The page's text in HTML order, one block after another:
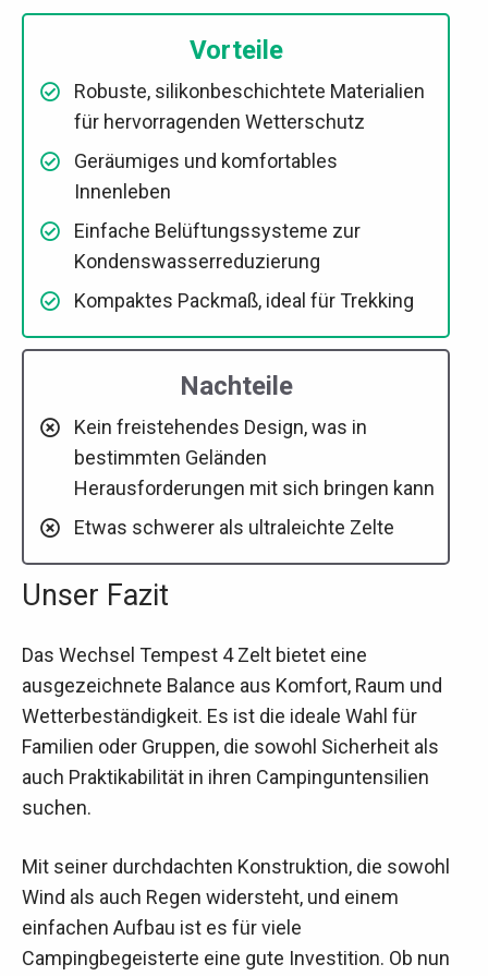
Vorteile
Robuste, silikonbeschichtete Materialien
für hervorragenden Wetterschutz
Geräumiges und komfortables
Innenleben
Einfache Belüftungssysteme zur
Kondenswasserreduzierung
Kompaktes Packmaß, ideal für Trekking
Nachteile
Kein freistehendes Design, was in
bestimmten Geländen
Herausforderungen mit sich bringen kann
Etwas schwerer als ultraleichte Zelte
Unser Fazit
Das Wechsel Tempest 4 Zelt bietet eine
ausgezeichnete Balance aus Komfort, Raum und
Wetterbeständigkeit. Es ist die ideale Wahl für
Familien oder Gruppen, die sowohl Sicherheit als
auch Praktikabilität in ihren Campinguntensilien
suchen.
Mit seiner durchdachten Konstruktion, die sowohl
Wind als auch Regen widersteht, und einem
einfachen Aufbau ist es für viele
Campingbegeisterte eine gute Investition. Ob nun